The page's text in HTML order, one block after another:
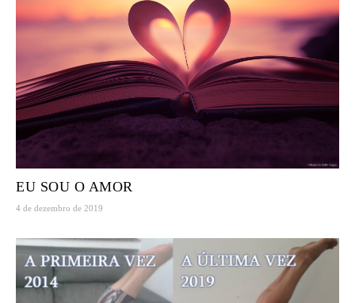
EU SOU O AMOR
4 de dezembro de 2019